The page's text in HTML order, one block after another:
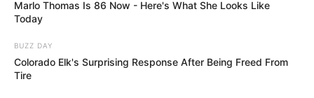
Marlo Thomas Is 86 Now - Here's What She Looks Like
Today
BUZZ DAY
Colorado Elk's Surprising Response After Being Freed From
Tire